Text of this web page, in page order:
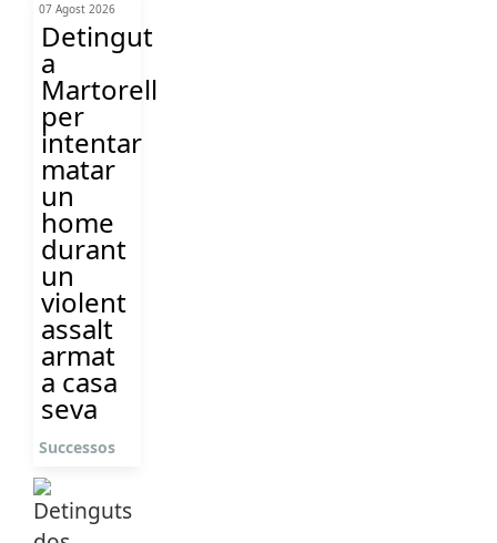
07 Agost 2026
Detingut
a
Martorell
per
intentar
matar
un
home
durant
un
violent
assalt
armat
a casa
seva
Successos